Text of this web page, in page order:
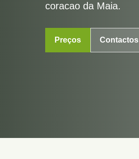
coracao da Maia.
Preços Contactos